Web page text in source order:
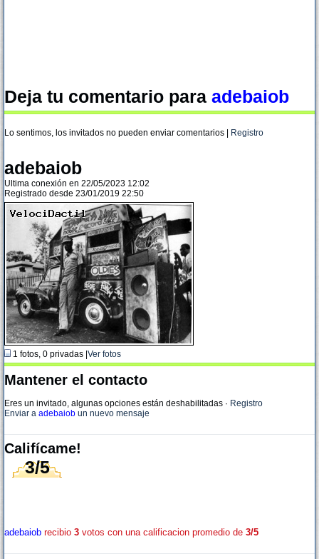
Deja tu comentario para adebaiob
Lo sentimos, los invitados no pueden enviar comentarios | Registro
adebaiob
Ultima conexión en 22/05/2023 12:02
Registrado desde 23/01/2019 22:50
1 fotos, 0 privadas | Ver fotos
Mantener el contacto
Eres un invitado, algunas opciones están deshabilitadas · Registro
Enviar a adebaiob un nuevo mensaje
Califícame!
3/5
adebaiob recibio 3 votos con una calificacion promedio de 3/5